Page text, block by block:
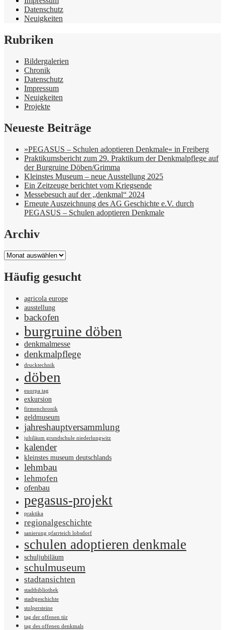
Datenschutz
Neuigkeiten
Rubriken
Bildergalerien
Chronik
Datenschutz
Impressum
Neuigkeiten
Projekte
Neueste Beiträge
»PEGASUS – Schulen adoptieren Denkmale« in Freiberg
Praktikumsbericht zum 29. Praktikum der Denkmalpflege auf
der Burgruine Döben/Grimma
Kleinstes Museum – neue Ausstellung 2025
Ein Zeitzeuge berichtet vom Kriegsende
Messebesuch auf der „denkmal“ 2024
Erneute Auszeichnung des AG Geschichte e.V. durch
PEGASUS – Schulen adoptieren Denkmale
Archiv
Archiv
Häufig gesucht
agricola europe
ausstellung
backofen
burgruine döben
denkmalmesse
denkmalpflege
drucktechnik
döben
euorpa tag
exkursion
firmenchronik
geldmuseum
jahreshauptversammlung
jubiläum grundschule niederlungwitz
kalender
kleinstes museum deutschlands
lehmbau
lehmofen
ofenbau
pegasus-projekt
praktika
regionalgeschichte
sanierung pfarrteich lobsdorf
schulen adoptieren denkmale
schuljubiläum
schulmuseum
stadtansichten
stadtbibliothek
stadtgeschichte
stolpersteine
tag der offenen tür
tag des offenen denkmals